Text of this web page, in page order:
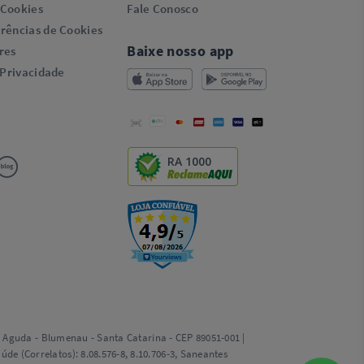
de Cookies
Fale Conosco
Baixe nosso app
RA 1000
- Blumenau - Santa Catarina - CEP 89051-001 |
(Correlatos): 8.08.576-8, 8.10.706-3, Saneantes